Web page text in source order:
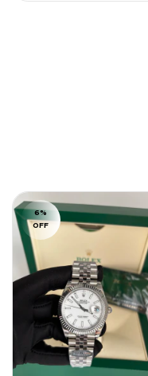
6%
OFF